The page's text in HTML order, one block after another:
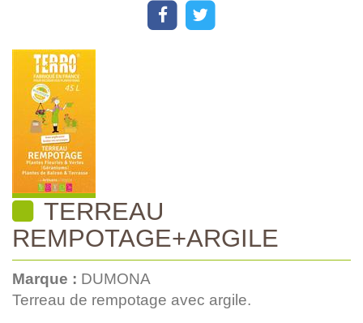
TERREAU
REMPOTAGE+ARGILE
Marque : DUMONA
Terreau de rempotage avec argile.